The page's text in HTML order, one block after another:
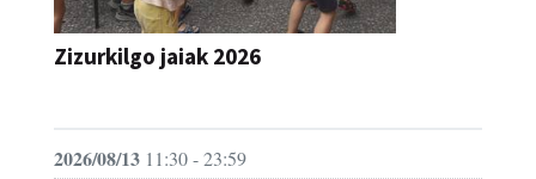
Zizurkilgo jaiak 2026
2026/08/13 11:30 - 23:59